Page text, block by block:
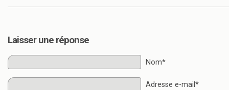
Laisser une réponse
Nom*
Adresse e-mail*